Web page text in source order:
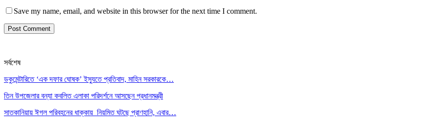
Save my name, email, and website in this browser for the next time I comment.
সর্বশেষ
ডকুমেন্টারিতে ‘এক দফার ঘোষক’ ইস্যুতে প্রতিবাদ, মাহিন সরকারকে…
তিন উপজেলার বন্যা কবলিত এলাকা পরিদর্শনে আসছেন প্রধানমন্ত্রী
সাতকানিয়ায় ঈগল পরিবহনের ধাক্কায় নিয়মিত ঘটছে প্রাণহানি, এবার…